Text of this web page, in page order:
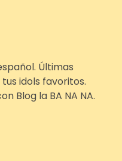
Últimas
idols favoritos.
Blog la BA NA NA.